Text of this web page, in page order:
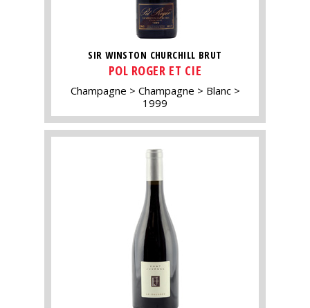
SIR WINSTON CHURCHILL BRUT
POL ROGER ET CIE
Champagne Champagne
Blanc
1999